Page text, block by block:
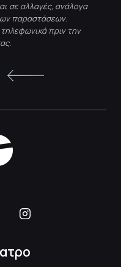
σε αλλαγές, ανάλογα
παραστάσεων.
πριν την